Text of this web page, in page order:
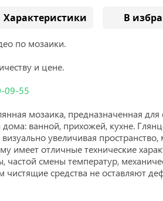
Характеристики В
по мозаики.
и цене.
09-55
мозаика, предназначенная
ванной, прихожей, кухне.
увеличивая пространство,
имеет отличные технические
частой смены температур,
чистящие средства не оставляют